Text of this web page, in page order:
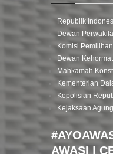
Republik
Dewan
Komisi
Dewan
Mahkamah
Kementerian
Kepolisian
Kejaksaan Agung
AWASI |